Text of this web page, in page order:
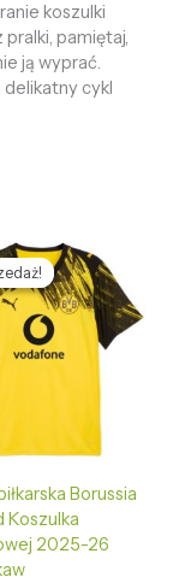
koszulki
pralki, pamiętaj,
ją wyprać.
delikatny cykl
Borussia
Koszulka
2025-26
zł.
Aktualna
cena
wynosi:
133,56 zł.